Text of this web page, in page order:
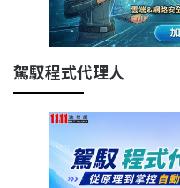
駕馭程式代理人